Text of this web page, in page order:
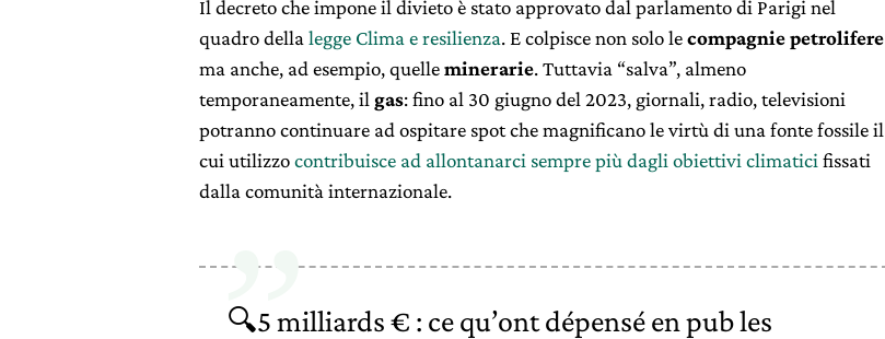
Il decreto che impone il divieto è stato approvato dal parlamento di Parigi nel
quadro della legge Clima e resilienza. E colpisce non solo lecompagnie petrolifere
ma anche, ad esempio, quelleminerarie. Tuttavia “salva”, almeno
temporaneamente, il gas: fino al 30 giugno del 2023, giornali, radio, televisioni
potranno continuare ad ospitare spot che magnificano le virtù di una fonte fossile il
cui utilizzocontribuisce ad allontanarci sempre più dagli obiettivi climatici fissati
dalla comunità internazionale.
🔍5 milliards € : ce qu’ont dépensé en pub les